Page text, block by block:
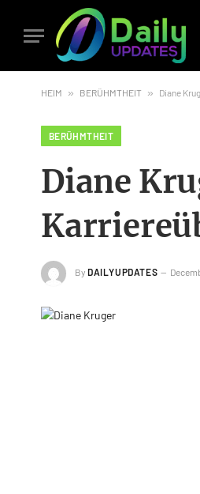
HEIM » BERÜHMTHEIT » Diane
BERÜHMTHEIT
Diane
By DAILYUPDATES